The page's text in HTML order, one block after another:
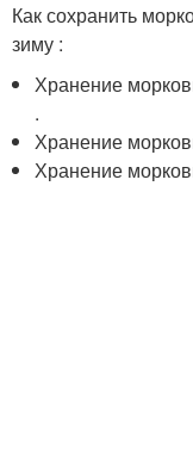
Как сохранить
зиму :
Хранение
.
Хранение
Хранение